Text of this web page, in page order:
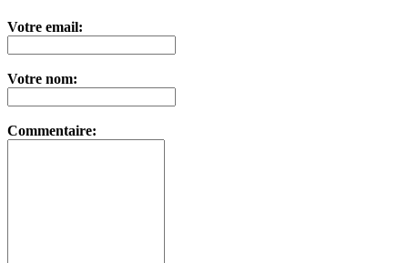
Votre email:
Votre nom:
Commentaire: